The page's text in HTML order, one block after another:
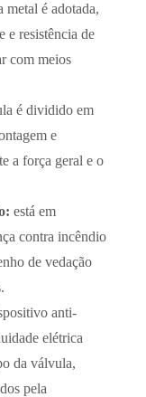
metal é adotada,
e resistência de
com meios
é dividido em
e
a força geral e o
está em
contra incêndio
de vedação
anti-
elétrica
da válvula,
pela